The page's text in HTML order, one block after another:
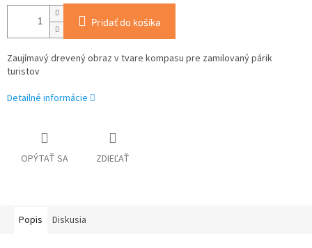
Pridať do košíka
Zaujímavý drevený obraz v tvare kompasu pre zamilovaný párik
turistov
Detailné informácie
OPÝTAŤ SA ZDIEĽAŤ
Popis Diskusia